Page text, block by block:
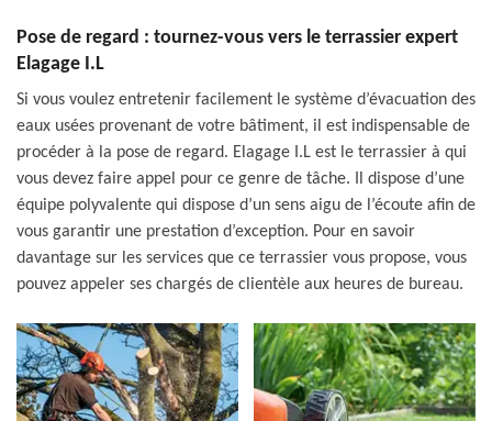
Pose de regard : tournez-vous vers le terrassier expert
Elagage I.L
Si vous voulez entretenir facilement le système d’évacuation des
eaux usées provenant de votre bâtiment, il est indispensable de
procéder à la pose de regard. Elagage I.L est le terrassier à qui
vous devez faire appel pour ce genre de tâche. Il dispose d’une
équipe polyvalente qui dispose d’un sens aigu de l’écoute afin de
vous garantir une prestation d’exception. Pour en savoir
davantage sur les services que ce terrassier vous propose, vous
pouvez appeler ses chargés de clientèle aux heures de bureau.